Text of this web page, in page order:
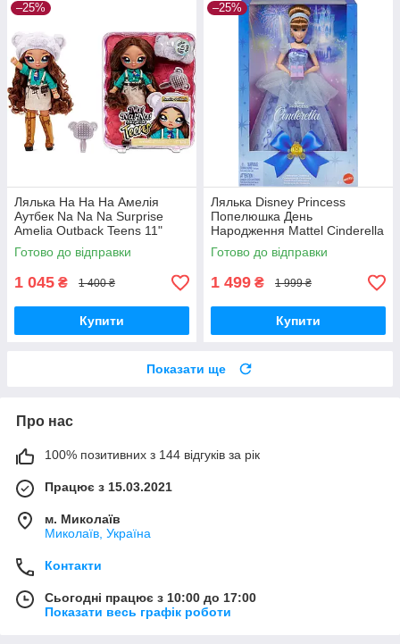
–25%
Лялька На На На Амелія
Аутбек Na Na Na Surprise
Amelia Outback Teens 11"
Fashion Doll 575481 Оригінал
MyDoll.com.ua
Готово до відправки
1 045 ₴ 1 400 ₴
Купити
–25%
Лялька Disney Princess
Попелюшка День
Народження Mattel Cinderella
Birthday Collectible Fashion
Doll JCR78 Оригінал
MyDoll.com.ua
Готово до відправки
1 499 ₴ 1 999 ₴
Купити
Показати ще
Про нас
100% позитивних з 144 відгуків за рік
Працює з 15.03.2021
м. Миколаїв
Миколаїв, Україна
Контакти
Сьогодні працює з 10:00 до 17:00
Показати весь графік роботи